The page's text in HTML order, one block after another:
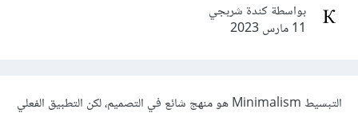
بواسطة كندة شربجي
11 مارس 2023
التبسيط Minimalism هو منهج شائع في التصميم، لكن التطبيق الفعلي